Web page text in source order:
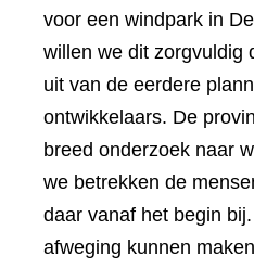
voor een windpark in
willen we dit zorgvuldig
uit van de eerdere
ontwikkelaars. De
breed onderzoek naar
we betrekken de
daar vanaf het begin
afweging kunnen